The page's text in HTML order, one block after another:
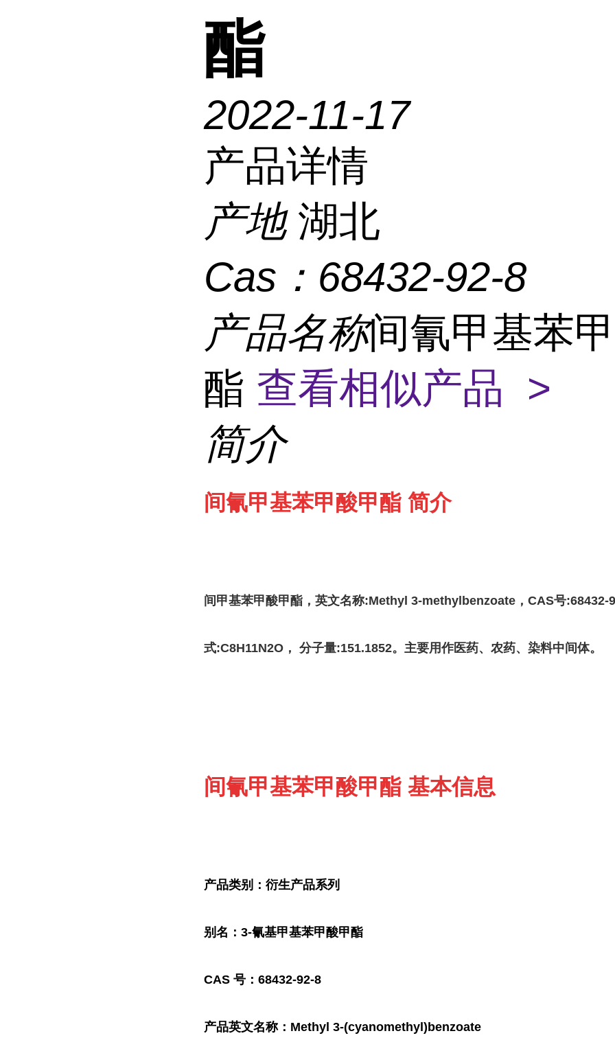
酯
2022-11-17
产品详情
产地 湖北
Cas： 68432-92-8
产品名称间氰甲基苯
酯 查看相似产品 >
简介
间氰甲基苯甲酸甲酯 简介
间甲基苯甲酸甲酯，英文名称:Methyl 3-methylbenzoate，CAS号:68432-
式:C8H11N2O， 分子量:151.1852。主要用作医药、农药、染料中间体。
间氰甲基苯甲酸甲酯 基本信息
产品类别：衍生产品系列
别名：3-氰基甲基苯甲酸甲酯
CAS 号：68432-92-8
产品英文名称：Methyl 3-(cyanomethyl)benzoate